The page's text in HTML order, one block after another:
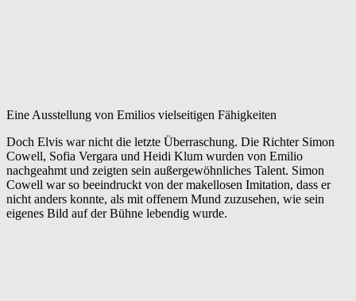
Eine Ausstellung von Emilios vielseitigen Fähigkeiten
Doch Elvis war nicht die letzte Überraschung. Die Richter Simon
Cowell, Sofia Vergara und Heidi Klum wurden von Emilio
nachgeahmt und zeigten sein außergewöhnliches Talent. Simon
Cowell war so beeindruckt von der makellosen Imitation, dass er
nicht anders konnte, als mit offenem Mund zuzusehen, wie sein
eigenes Bild auf der Bühne lebendig wurde.